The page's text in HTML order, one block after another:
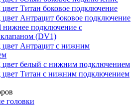
цвет Титан боковое подключение
цвет Антрацит боковое подключение
нижнее подключение с
клапаном (DV1)
цвет Антрацит с нижним
цвет белый с нижним подключением
цвет Титан с нижним подключением
головки